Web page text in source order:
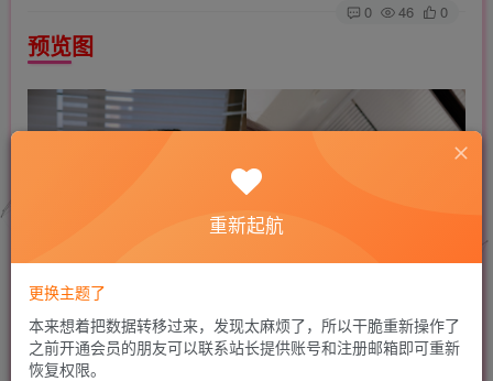
0 46 0
预览图
重新起航
更换主题了
本来想着把数据转移过来，发现太麻烦了，所以干脆重新操作了
之前开通会员的朋友可以联系站长提供账号和注册邮箱即可重新
恢复权限。